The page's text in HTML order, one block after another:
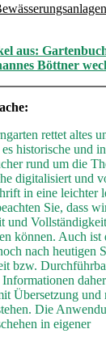
aus:
Böttner
rettet altes
historische und in
rund um die
digitalisiert und
in eine leichter
Sie, dass
und
können. Auch ist
nach heutigen
bzw.
Übersetzung und
Die
in eigener